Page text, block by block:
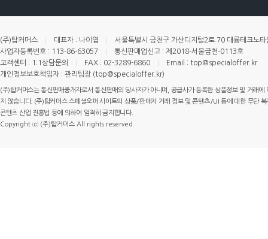
(주)탑커머스 대표자 : 나이엽
서울특별시 금천구 가산디지털2로 70 대륭테크노
사업자등록번호 : 113-86-63057
통신판매업신고 : 제2018-서울금천-0113호
고객센터 : 1:1상담문의
FAX : 02-3289-6860
Email : top@specialoffer.kr
개인정보보호책임자 : 관리팀장 (top@specialoffer.kr)
(주)탑커머스는 통신판매중개자로서 통신판매의 당사자가 아니며, 공급사가 등록한 상품정보 및 거래
지 않습니다. (주)탑커머스 스페셜오퍼 사이트의 상품/판매자 거래 정보 및 콘텐츠/UI 등에 대한 무단
콘텐츠 산업 진흥법 등에 의하여 엄격히 금지합니다.
Copyright ⓒ (주)탑커머스 All rights reserved.